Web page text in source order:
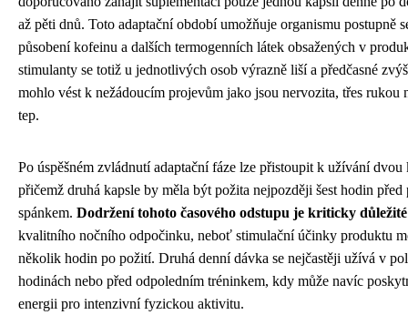
až pěti dnů. Toto adaptační období umožňuje organismu postupně
působení kofeinu a dalších termogenních látek obsažených v
stimulanty se totiž u jednotlivých osob výrazně liší a předčasné
mohlo vést k nežádoucím projevům jako jsou nervozita, třes rukou
tep.
Po úspěšném zvládnutí adaptační fáze lze přistoupit k užívání dvou
přičemž druhá kapsle by měla být požita nejpozději šest hodin před
spánkem. Dodržení tohoto časového odstupu je kriticky důležité
kvalitního nočního odpočinku, neboť stimulační účinky produktu
několik hodin po požití. Druhá denní dávka se nejčastěji užívá v
hodinách nebo před odpoledním tréninkem, kdy může navíc
energii pro intenzivní fyzickou aktivitu.